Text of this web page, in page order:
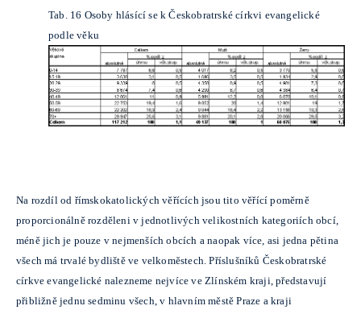
Tab. 16 Osoby hlásící se k Českobratrské církvi evangelické
podle věku
Na rozdíl od římskokatolických věřících jsou tito věřící poměrně
proporcionálně rozděleni v jednotlivých velikostních kategoriích obcí,
méně jich je pouze v nejmenších obcích a naopak více, asi jedna pětina
všech má trvalé bydliště ve velkoměstech. Příslušníků Českobratrské
církve evangelické nalezneme nejvíce ve Zlínském kraji, představují
přibližně jednu sedminu všech, v hlavním městě Praze a kraji